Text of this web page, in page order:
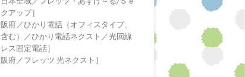
アップ］
府／ひかり電話（オフィスタイプ、
む）／ひかり電話ネクスト／光回線
ス固定電話］
府／フレッツ 光ネクスト］